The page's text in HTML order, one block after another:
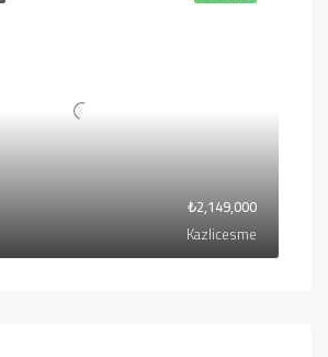
₺2,149,000
Kazlicesme